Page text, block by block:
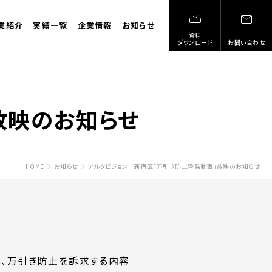
紹介 実績一覧 企業情報 お知らせ
資料
ダウンロード
お問い合わせ
映のお知らせ
HOME お知らせ アルタビジョン｜新宿区「万引き防止啓発動画」放映のお知らせ
万引き防止を訴求する内容